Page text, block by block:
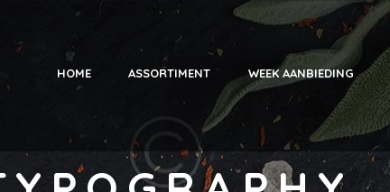
HOME ASSORTIMENT WEEK AANBIEDING